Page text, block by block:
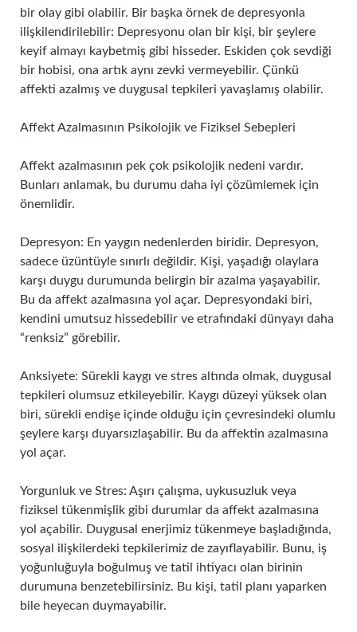
bir olay gibi olabilir. Bir başka örnek de depresyonla
ilişkilendirilebilir: Depresyonu olan bir kişi, bir şeylere
keyif almayı kaybetmiş gibi hisseder. Eskiden çok sevdiği
bir hobisi, ona artık aynı zevki vermeyebilir. Çünkü
affekti azalmış ve duygusal tepkileri yavaşlamış olabilir.
Affekt Azalmasının Psikolojik ve Fiziksel Sebepleri
Affekt azalmasının pek çok psikolojik nedeni vardır.
Bunları anlamak, bu durumu daha iyi çözümlemek için
önemlidir.
Depresyon: En yaygın nedenlerden biridir. Depresyon,
sadece üzüntüyle sınırlı değildir. Kişi, yaşadığı olaylara
karşı duygu durumunda belirgin bir azalma yaşayabilir.
Bu da affekt azalmasına yol açar. Depresyondaki biri,
kendini umutsuz hissedebilir ve etrafındaki dünyayı daha
“renksiz” görebilir.
Anksiyete: Sürekli kaygı ve stres altında olmak, duygusal
tepkileri olumsuz etkileyebilir. Kaygı düzeyi yüksek olan
biri, sürekli endişe içinde olduğu için çevresindeki olumlu
şeylere karşı duyarsızlaşabilir. Bu da affektin azalmasına
yol açar.
Yorgunluk ve Stres: Aşırı çalışma, uykusuzluk veya
fiziksel tükenmişlik gibi durumlar da affekt azalmasına
yol açabilir. Duygusal enerjimiz tükenmeye başladığında,
sosyal ilişkilerdeki tepkilerimiz de zayıflayabilir. Bunu, iş
yoğunluğuyla boğulmuş ve tatil ihtiyacı olan birinin
durumuna benzetebilirsiniz. Bu kişi, tatil planı yaparken
bile heyecan duymayabilir.